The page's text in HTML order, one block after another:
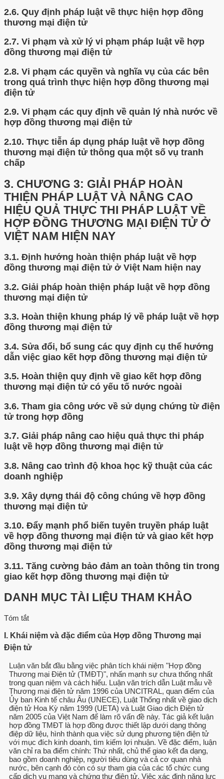
2.6. Quy định pháp luật về thực hiện hợp đồng
thương mại điện tử
2.7. Vi phạm và xử lý vi phạm pháp luật về hợp
đồng thương mại điện tử
2.8. Vi phạm các quyền và nghĩa vụ của các bên
trong quá trình thực hiện hợp đồng thương mại
điện tử
2.9. Vi phạm các quy định về quản lý nhà nước về
hợp đồng thương mại điện tử
2.10. Thực tiễn áp dụng pháp luật về hợp đồng
thương mại điện tử thông qua một số vụ tranh
chấp
3. CHƯƠNG 3: GIẢI PHÁP HOÀN
THIỆN PHÁP LUẬT VÀ NÂNG CAO
HIỆU QUẢ THỰC THI PHÁP LUẬT VỀ
HỢP ĐỒNG THƯƠNG MẠI ĐIỆN TỬ Ở
VIỆT NAM HIỆN NAY
3.1. Định hướng hoàn thiện pháp luật về hợp
đồng thương mại điện tử ở Việt Nam hiện nay
3.2. Giải pháp hoàn thiện pháp luật về hợp đồng
thương mại điện tử
3.3. Hoàn thiện khung pháp lý về pháp luật về hợp
đồng thương mại điện tử
3.4. Sửa đổi, bổ sung các quy định cụ thể hướng
dẫn việc giao kết hợp đồng thương mại điện tử
3.5. Hoàn thiện quy định về giao kết hợp đồng
thương mại điện tử có yếu tố nước ngoài
3.6. Tham gia công ước về sử dụng chứng từ điện
tử trong hợp đồng
3.7. Giải pháp nâng cao hiệu quả thực thi pháp
luật về hợp đồng thương mại điện tử
3.8. Nâng cao trình độ khoa học kỹ thuật của các
doanh nghiệp
3.9. Xây dựng thái độ công chúng về hợp đồng
thương mại điện tử
3.10. Đẩy mạnh phổ biến tuyên truyền pháp luật
về hợp đồng thương mại điện tử và giao kết hợp
đồng thương mại điện tử
3.11. Tăng cường bảo đảm an toàn thông tin trong
giao kết hợp đồng thương mại điện tử
DANH MỤC TÀI LIỆU THAM KHẢO
Tóm tắt
I. Khái niệm và đặc điểm của Hợp đồng Thương mại
Điện tử
Luận văn bắt đầu bằng việc phân tích khái niệm "Hợp đồng
Thương mại Điện tử (TMĐT)", nhấn mạnh sự chưa thống nhất
trong quan niệm và cách hiểu. Luận văn trích dẫn Luật mẫu về
Thương mại điện tử năm 1996 của UNCITRAL, quan điểm của
Ủy ban Kinh tế châu Âu (UNECE), Luật Thống nhất về giao dịch
điện tử Hoa Kỳ năm 1999 (UETA) và Luật Giao dịch Điện tử
năm 2005 của Việt Nam để làm rõ vấn đề này. Tác giả kết luận
hợp đồng TMĐT là hợp đồng được thiết lập dưới dạng thông
điệp dữ liệu, hình thành qua việc sử dụng phương tiện điện tử
với mục đích kinh doanh, tìm kiếm lợi nhuận. Về đặc điểm, luận
văn chỉ ra ba điểm chính: Thứ nhất, chủ thể giao kết đa dạng,
bao gồm doanh nghiệp, người tiêu dùng và cả cơ quan nhà
nước, bên cạnh đó còn có sự tham gia của các tổ chức cung
cấp dịch vụ mạng và chứng thư điện tử. Việc xác định năng lực